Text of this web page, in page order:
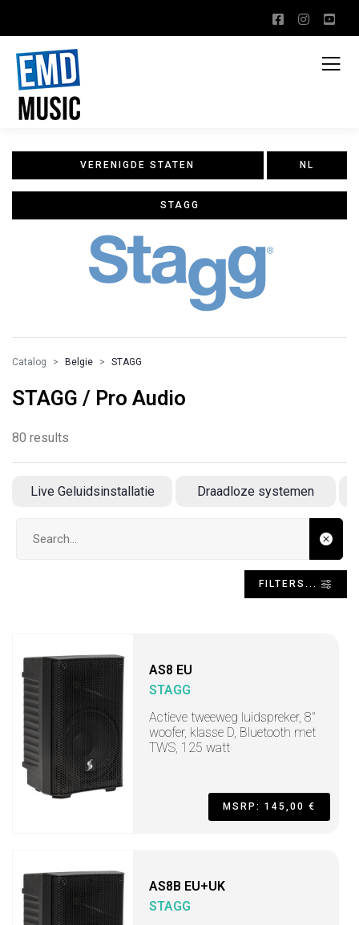
VERENIGDE STATEN NL
STAGG
Catalog Belgie STAGG
STAGG / Pro Audio
80 results
Live Geluidsinstallatie Draadloze systemen
FILTERS...
AS8 EU
STAGG
Actieve tweeweg luidspreker, 8"
woofer, klasse D, Bluetooth met
TWS, 125 watt
MSRP: 145,00 €
AS8B EU+UK
STAGG